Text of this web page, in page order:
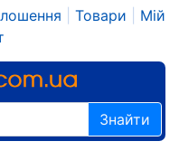
Товари
Мій
Знайти